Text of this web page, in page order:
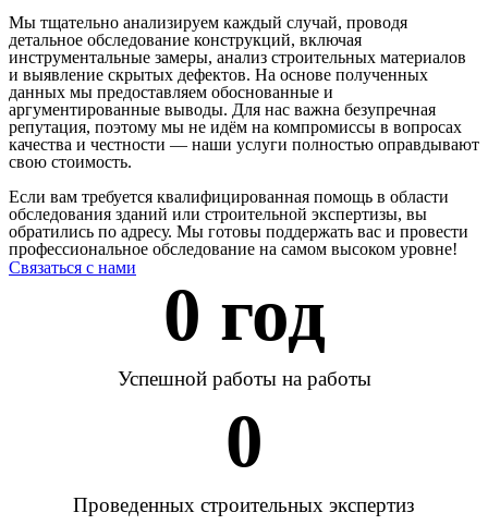
Мы тщательно анализируем каждый случай, проводя
детальное обследование конструкций, включая
инструментальные замеры, анализ строительных материалов
и выявление скрытых дефектов. На основе полученных
данных мы предоставляем обоснованные и
аргументированные выводы. Для нас важна безупречная
репутация, поэтому мы не идём на компромиссы в вопросах
качества и честности — наши услуги полностью оправдывают
свою стоимость.
Если вам требуется квалифицированная помощь в области
обследования зданий или строительной экспертизы, вы
обратились по адресу. Мы готовы поддержать вас и провести
профессиональное обследование на самом высоком уровне!
Связаться с нами
0 год
Успешной работы на работы
0
Проведенных строительных экспертиз